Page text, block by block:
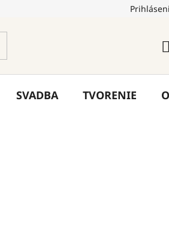
Hodnotenie obchodu
SVADBA TVORENIE